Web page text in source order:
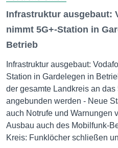
Infrastruktur ausgebaut:
nimmt 5G+-Station in
Betrieb
Infrastruktur ausgebaut:
Station in Gardelegen in
der gesamte Landkreis an das
angebunden werden - Neue
auch Notrufe und Warnungen
Ausbau auch des Mobilfunk-
Kreis: Funklöcher schließen